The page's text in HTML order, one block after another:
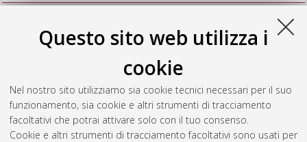
Questo sito web utilizza i
cookie
Nel nostro sito utilizziamo sia cookie tecnici necessari per il suo
funzionamento, sia cookie e altri strumenti di tracciamento
facoltativi che potrai attivare solo con il tuo consenso.
Cookie e altri strumenti di tracciamento facoltativi sono usati per
Carlà, Vito(2007)Supercritical fluid polymer processing:
anomalous sorption and dilation behaviour
thesis], Alma Mater Studiorum Università di Bologna.
Dottorato di ricerca inScienze chimiche e chimica industriale:
progetto n. 3 "Ingegneria chimica dell'ambiente e della
sicurezza" , 19 Ciclo. DOI 10.6092/unibo/amsdottorato/613.